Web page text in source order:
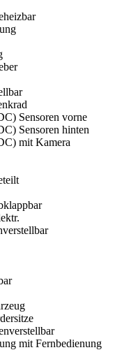
Sensoren vorne
Sensoren hinten
mit Kamera
mit Fernbedienung